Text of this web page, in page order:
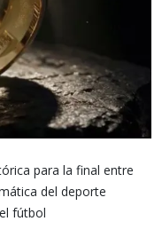
para la final entre
del deporte
fútbol